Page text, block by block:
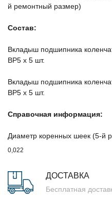
й ремонтный размер)
Состав:
Вкладыш подшипника
ВР5 х 5 шт.
Вкладыш подшипника
ВР5 х 5 шт.
Справочная информация:
Диаметр коренных шеек (5-й
0,022
ДОСТАВКА
Бесплатная